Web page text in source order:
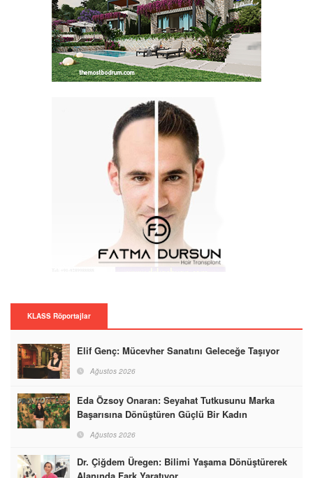
KLASS Röportajlar
Elif Genç: Mücevher Sanatını Geleceğe Taşıyor
Ağustos 2026
Eda Özsoy Onaran: Seyahat Tutkusunu Marka
Başarısına Dönüştüren Güçlü Bir Kadın
Ağustos 2026
Dr. Çiğdem Üregen: Bilimi Yaşama Dönüştürerek